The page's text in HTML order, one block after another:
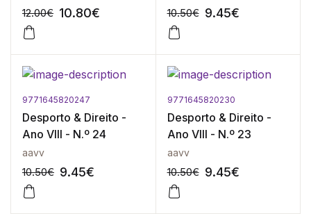
2012) Ano Ix
12.00€ 10.80€ 10.50€ 9.45€
9771645820247
Desporto & Direito -
Ano VIII - N.º 24
aavv
10.50€ 9.45€
9771645820230
Desporto & Direito -
Ano VIII - N.º 23
aavv
10.50€ 9.45€